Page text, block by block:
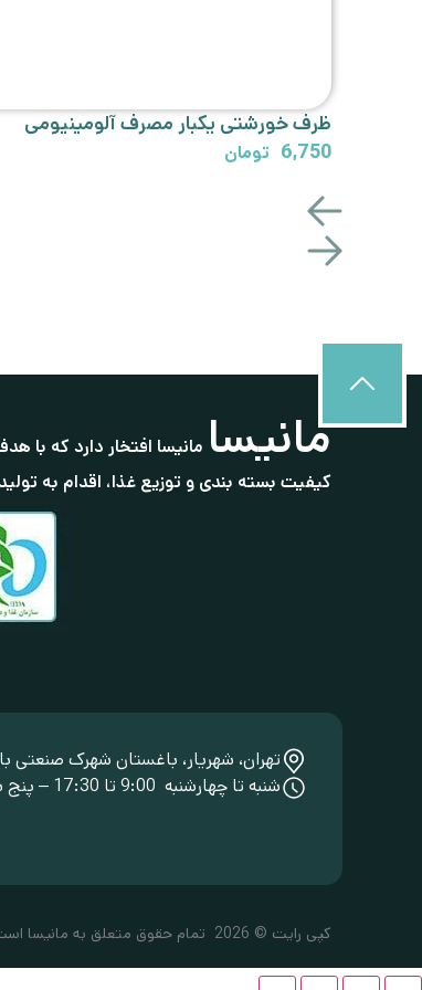
ظرف خورشتی یکبار مصرف آلومینیومی
6,750 تومان
مانیسا مانیسا افتخار دارد که با
کیفیت بسته بندی و توزیع غذا، اقدام به
تهران، شهریار، باغستان شهرک صنعتی
شنبه تا چهارشنبه 9:00 تا 17:30 – پنج شنبه ها 9:00 تا 14:00
کپی رایت © 2026 تمام حقوق متعلق به مانیسا است